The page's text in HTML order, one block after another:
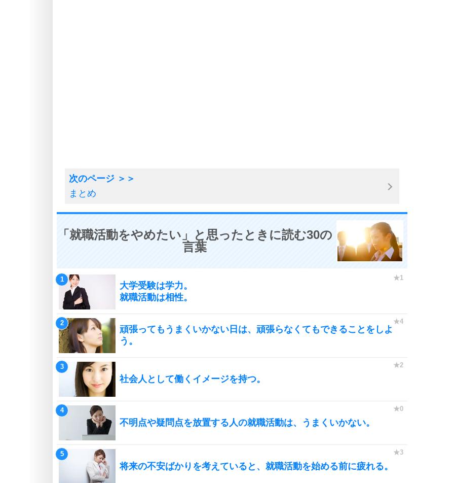
まとめ
「就職活動をやめたい」と思ったときに読む30の
言葉
大学受験は学力。
就職活動は相性。
頑張ってもうまくいかない日は、頑張らなくてもできることをしよ
う。
社会人として働くイメージを持つ。
不明点や疑問点を放置する人の就職活動は、うまくいかない。
将来の不安ばかりを考えていると、就職活動を始める前に疲れる。